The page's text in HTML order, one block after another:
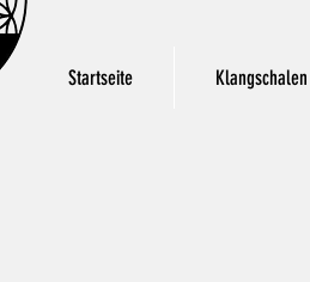
Startseite Klangschalen